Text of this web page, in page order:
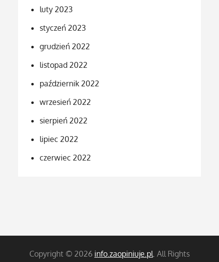
luty 2023
styczeń 2023
grudzień 2022
listopad 2022
październik 2022
wrzesień 2022
sierpień 2022
lipiec 2022
czerwiec 2022
Copyright © 2026 info.zaopiniuje.pl. All Rights